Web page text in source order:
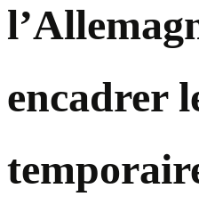
encadrer